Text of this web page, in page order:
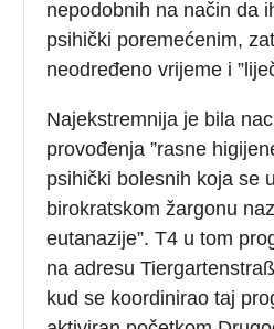
nepodobnih na način da
psihički poremećenim,
neodređeno vrijeme i
Najekstremnija je bila
provođenja ”rasne
psihički bolesnih koja se
birokratskom žargonu
eutanazije”. T4 u tom
na adresu
kud se koordinirao taj